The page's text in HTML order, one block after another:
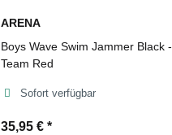
ARENA
Boys Wave Swim Jammer Black -
Team Red
Sofort verfügbar
35,95 € *